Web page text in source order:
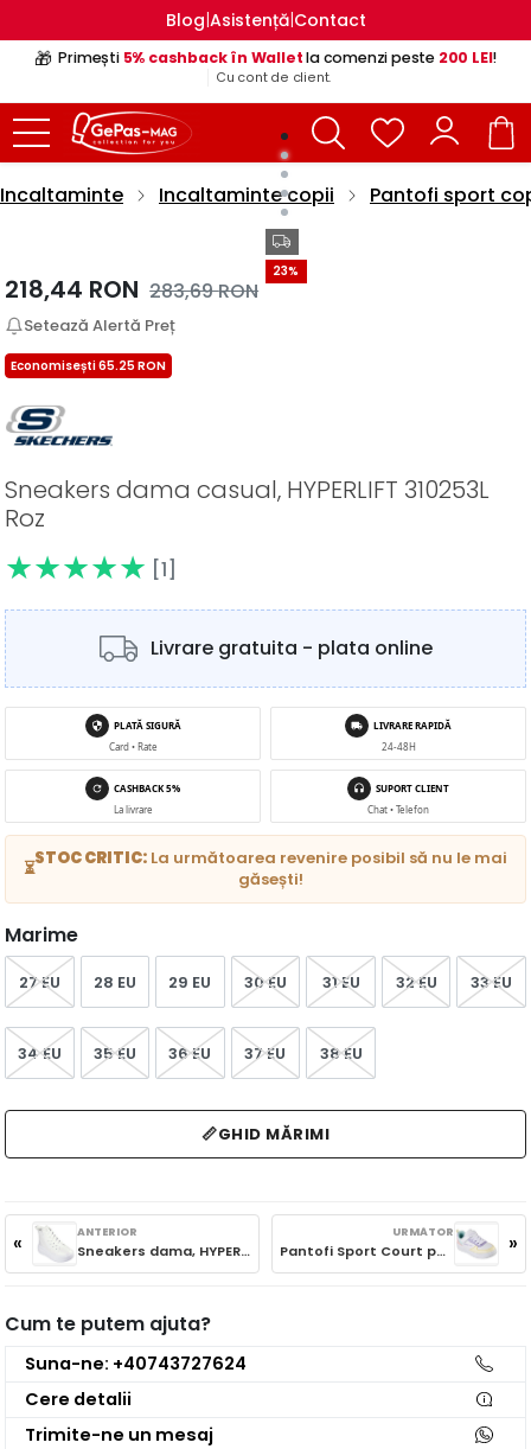
Blog|Asistență|Contact
🎁 Primești 5% cashback în Walletla comenzi peste 200 LEI!
Cu cont de client.
Incaltaminte Incaltaminte copii Pantofi sport
23%
218,44 RON 283,69RON
Setează Alertă Preț
Economisești 65.25 RON
Sneakers dama casual, HYPERLIFT 310253L
Roz
[1]
Livrare gratuita - plata online
PLATĂ SIGURĂ
Card • Rate
LIVRARE RAPIDĂ
24-48H
CASHBACK 5%
La livrare
SUPORT CLIENT
Chat • Telefon
⏳STOC CRITIC: La următoarea revenire posibil să nu le mai
găsești!
Marime
27 EU 28 EU 29 EU 30 EU 31 EU 32 EU 33 EU
34 EU 35 EU 36 EU 37 EU 38 EU
📏GHID MĂRIMI
« ANTERIOR
Sneakers dama, HYPERLIFT, 310253L Alb »
URMĂTOR
Pantofi Sport Court pentru copii 92 310156L WMLT
Cum te putem ajuta?
Suna-ne: +40743727624
Cere detalii
Trimite-ne un mesaj